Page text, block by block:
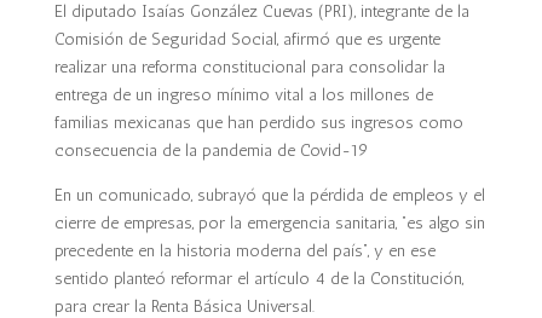
El diputado Isaías González Cuevas (PRI), integrante de la
Comisión de Seguridad Social, afirmó que es urgente
realizar una reforma constitucional para consolidar la
entrega de un ingreso mínimo vital a los millones de
familias mexicanas que han perdido sus ingresos como
consecuencia de la pandemia de Covid-19
En un comunicado, subrayó que la pérdida de empleos y el
cierre de empresas, por la emergencia sanitaria, “es algo sin
precedente en la historia moderna del país”, y en ese
sentido planteó reformar el artículo 4 de la Constitución,
para crear la Renta Básica Universal.